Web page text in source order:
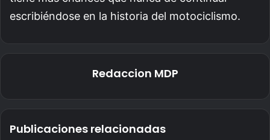
escribiéndose en la historia del motociclismo.
Redaccion MDP
Publicaciones relacionadas